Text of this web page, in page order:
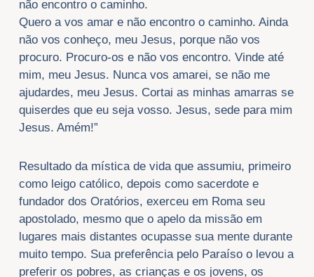
não encontro o caminho.
Quero a vos amar e não encontro o caminho. Ainda
não vos conheço, meu Jesus, porque não vos
procuro. Procuro-os e não vos encontro. Vinde até
mim, meu Jesus. Nunca vos amarei, se não me
ajudardes, meu Jesus. Cortai as minhas amarras se
quiserdes que eu seja vosso. Jesus, sede para mim
Jesus. Amém!”
Resultado da mística de vida que assumiu, primeiro
como leigo católico, depois como sacerdote e
fundador dos Oratórios, exerceu em Roma seu
apostolado, mesmo que o apelo da missão em
lugares mais distantes ocupasse sua mente durante
muito tempo. Sua preferência pelo Paraíso o levou a
preferir os pobres, as crianças e os jovens, os